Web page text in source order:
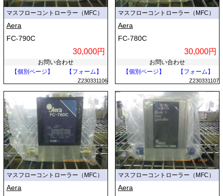
マスフローコントローラー（MFC）
Aera
FC-790C
30,000円
お問い合わせ
【個別ページ】
【フォーム】
Z230331106
マスフローコントローラー（MFC）
Aera
FC-780C
30,000円
お問い合わせ
【個別ページ】
【フォーム】
Z230331107
マスフローコントローラー（MFC）
Aera
マスフローコントローラー（MFC）
Aera